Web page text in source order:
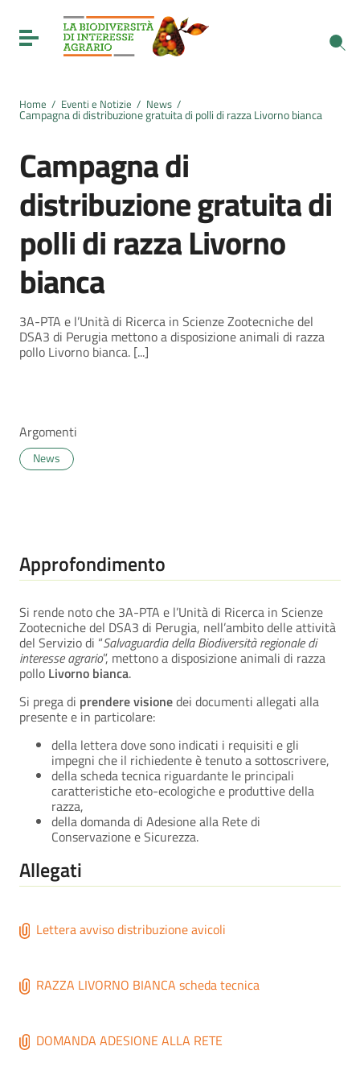
Vai al menu di navigazione
Vai al footer
Toggle navigation
Home / Eventi e Notizie / News /
Campagna di distribuzione gratuita di polli di razza Livorno bianca
Campagna di
distribuzione gratuita di
polli di razza Livorno
bianca
3A-PTA e l’Unità di Ricerca in Scienze Zootecniche del
DSA3 di Perugia mettono a disposizione animali di razza
pollo Livorno bianca. [...]
Argomenti
News
Approfondimento
Si rende noto che 3A-PTA e l’Unità di Ricerca in Scienze
Zootecniche del DSA3 di Perugia, nell’ambito delle attività
del Servizio di “Salvaguardia della Biodiversità regionale di
interesse agrario”, mettono a disposizione animali di razza
pollo Livorno bianca.
Si prega di prendere visionedei documenti allegati alla
presente e in particolare:
della lettera dove sono indicati i requisiti e gli
impegni che il richiedente è tenuto a sottoscrivere,
della scheda tecnica riguardante le principali
caratteristiche eto-ecologiche e produttive della
razza,
della domanda di Adesione alla Rete di
Conservazione e Sicurezza.
Allegati
Lettera avviso distribuzione avicoli
RAZZA LIVORNO BIANCA scheda tecnica
DOMANDA ADESIONE ALLA RETE